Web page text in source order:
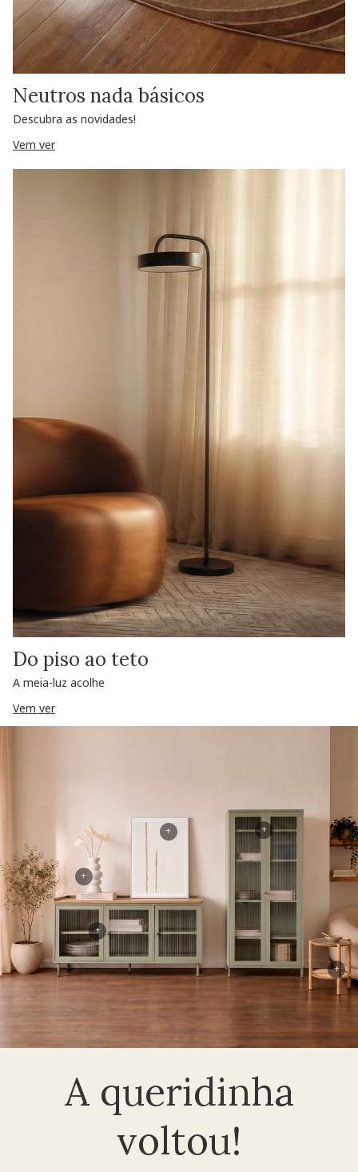
Neutros nada básicos
Descubra as novidades!
Vem ver
Do piso ao teto
A meia-luz acolhe
Vem ver
A queridinha
voltou!
+
+
+
+
+